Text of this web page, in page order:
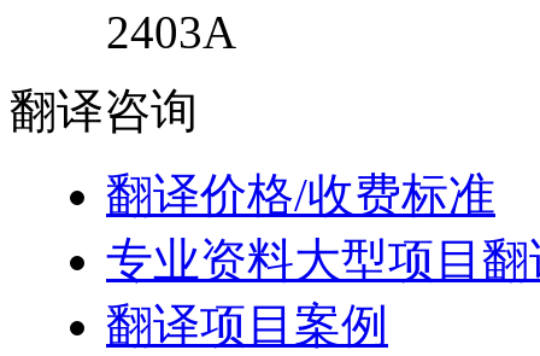
2403A
翻译咨询
翻译价格/收费标准
专业资料大型项目翻
翻译项目案例